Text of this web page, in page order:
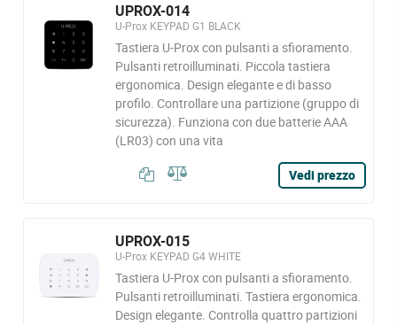
UPROX-014
U-Prox KEYPAD G1 BLACK
Tastiera U-Prox con pulsanti a sfioramento.
Pulsanti retroilluminati. Piccola tastiera
ergonomica. Design elegante e di basso
profilo. Controllare una partizione (gruppo di
sicurezza). Funziona con due batterie AAA
(LR03) con una vita
Vedi prezzo
UPROX-015
U-Prox KEYPAD G4 WHITE
Tastiera U-Prox con pulsanti a sfioramento.
Pulsanti retroilluminati. Tastiera ergonomica.
Design elegante. Controlla quattro partizioni